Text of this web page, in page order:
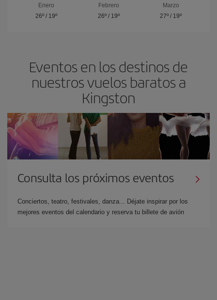
Enero
26º/ 19º
Febrero
26º/ 19º
Marzo
27º / 19º
Eventos en los destinos de
nuestros vuelos baratos a
Kingston
Consulta los próximos eventos
Conciertos, teatro, festivales, danza... Déjate inspirar por los
mejores eventos del calendario y reserva tu billete de avión